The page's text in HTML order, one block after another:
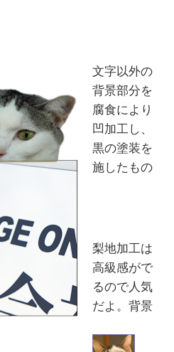
文字以外の
背景部分を
腐食により
凹加工し、
黒の塗装を
施したもの
梨地加工は
高級感がで
るので人気
だよ。背景